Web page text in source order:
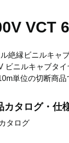
VCT
ル絶縁ビニルキャ
ビニルキャブタ
単位の切断商品
カタログ・仕
カタログ